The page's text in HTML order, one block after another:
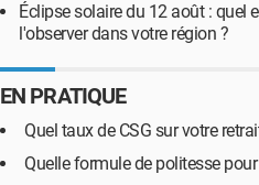
Éclipse solaire du 12 août : quel
l'observer dans votre région ?
EN PRATIQUE
Quel taux de CSG sur votre
Quelle formule de politesse